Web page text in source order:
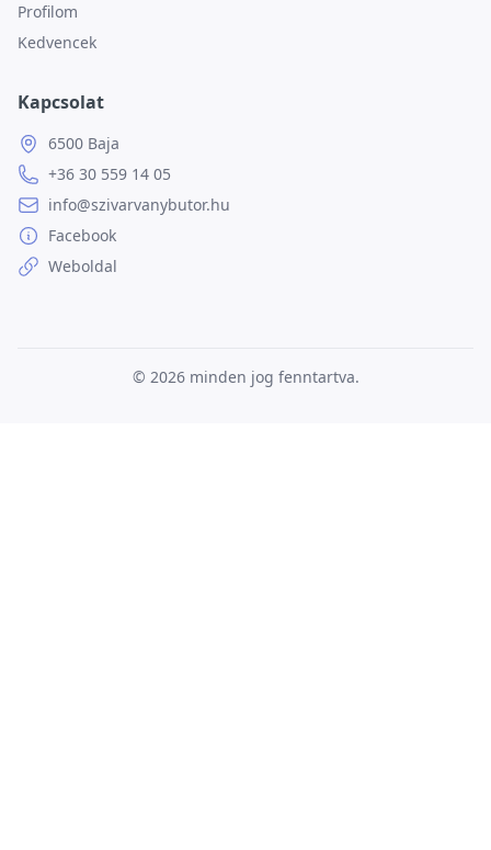
Profilom
Kedvencek
Kapcsolat
6500 Baja
+36 30 559 14 05
info@szivarvanybutor.hu
Facebook
Weboldal
© 2026 minden jog fenntartva.